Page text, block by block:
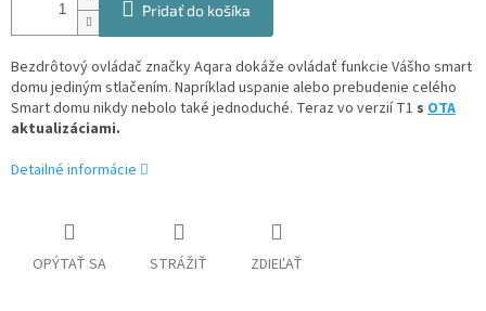
Pridať do košíka
Bezdrôtový ovládač značky Aqara dokáže ovládať funkcie Vášho smart
domu jediným stlačením. Napríklad uspanie alebo prebudenie celého
Smart domu nikdy nebolo také jednoduché. Teraz vo verzií T1 s OTA
aktualizáciami.
Detailné informácie
OPÝTAŤ SA STRÁŽIŤ ZDIEĽAŤ